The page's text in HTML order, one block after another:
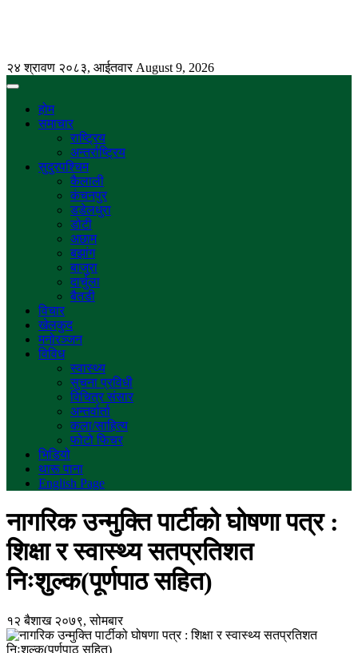
२४ श्रावण २०८३, आईतवार August 9, 2026
होम
समाचार
राष्ट्रिय
अन्तर्राष्ट्रिय
सुदुरपश्चिम
कैलाली
कंचनपुर
डडेलधुरा
डोटी
अछाम
बझांग
बाजुरा
दार्चुला
बैतडी
विचार
खेलकुद
मनोरञ्जन
विविध
स्वास्थ्य
सुचना प्रविधी
विचित्र संसार
अन्तर्वार्ता
कला/साहित्य
फोटो फिचर
भिडियो
थारू पाना
English Page
नागरिक उन्मुक्ति पार्टीको घोषणा पत्र :
शिक्षा र स्वास्थ्य सतप्रतिशत
निःशुल्क(पूर्णपाठ सहित)
१२ बैशाख २०७९, सोमबार